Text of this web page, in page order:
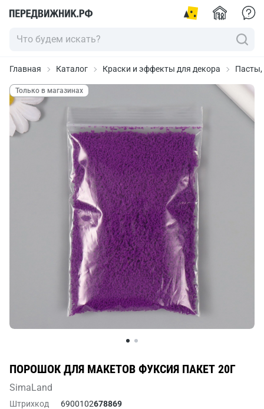
Главная Каталог Краски и эффекты для декора Пасты,
Только в магазинах
ПОРОШОК ДЛЯ МАКЕТОВ ФУКСИЯ ПАКЕТ 20Г
SimaLand
Штрихкод 6900102678869